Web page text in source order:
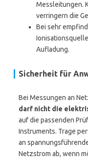
Messleitungen.
verringern die
Bei sehr
Aufladung.
Sicherheit für
Bei Messungen an
darf nicht die
auf die passenden
Instruments. Trage
an
Netzstrom ab, wenn